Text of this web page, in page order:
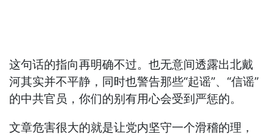
这句话的指向再明确不过。也无意间透露出北戴
河其实并不平静，同时也警告那些“起谣”、“信谣”
的中共官员，你们的别有用心会受到严惩的。
文章危害很大的就是让党内坚守一个滑稽的理，